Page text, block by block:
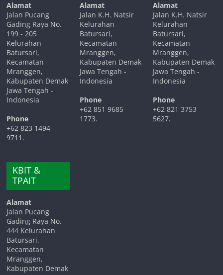
Alamat
Jalan Pucang
Gading Raya No.
199 - 205
Kelurahan
Batursari,
Kecamatan
Mranggen,
Kabupaten Demak
Jawa Tengah -
Indonesia
Phone
+62 823 1494
9711.
KBIT &
TPAIT
Alamat
Jalan Pucang
Gading Raya No.
444 Kelurahan
Batursari,
Kecamatan
Mranggen,
Kabupaten Demak
Alamat
Jalan K.H. Natsir
Kelurahan
Batursari,
Kecamatan
Mranggen,
Kabupaten Demak
Jawa Tengah -
Indonesia
Phone
+62 851 9685
1773.
Alamat
Jalan K.H. Natsir
Kelurahan
Batursari,
Kecamatan
Mranggen,
Kabupaten Demak
Jawa Tengah -
Indonesia
Phone
+62 821 3753
5627.